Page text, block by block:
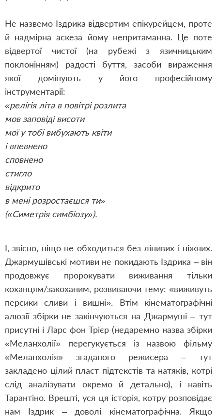
Не назвемо Іздрика відвертим епікурейцем, проте
й надмірна аскеза йому непритаманна. Це поте
відвертої чистої (на рубежі з язичницьким
поклонінням) радості буття, засоби вираження
якої домінують у його професійному
інструментарії:
«релігія літа в повітрі розлита
мов заповіді висоти
мої у тобі вибухають квіти
і впевнено
сповнено
стигло
відкрито
в мені розростаєшся ти»
(«Симетрія симбіозу»).
І, звісно, ніщо не обходиться без лінивих і ніжних.
Джармушівські мотиви не покидають Іздрика – він
продовжує пророкувати виживання тільки
коханцям/закоханим, розвиваючи тему: «виживуть
персики сливи і вишні». Втім кінематографічні
алюзії збірки не закінчуються на Джармуші – тут
присутні і Ларс фон Трієр (недаремно назва збірки
«Меланхолії» перегукується із назвою фільму
«Меланхолія» згаданого режисера – тут
закладено цілий пласт підтекстів та натяків, котрі
слід аналізувати окремо й детально), і навіть
Тарантіно. Врешті, уся ця історія, котру розповідає
нам Іздрик – доволі кінематографічна. Якщо